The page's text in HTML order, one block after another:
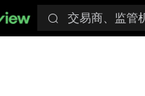
交易商、监管